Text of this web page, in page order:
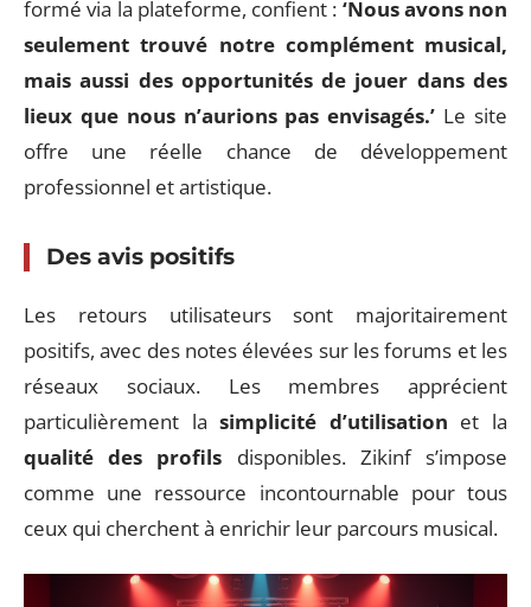
formé via la plateforme, confient : ‘Nous avons non
seulement trouvé notre complément musical,
mais aussi des opportunités de jouer dans des
lieux que nous n’aurions pas envisagés.’ Le site
offre une réelle chance de développement
professionnel et artistique.
Des avis positifs
Les retours utilisateurs sont majoritairement
positifs, avec des notes élevées sur les forums et les
réseaux sociaux. Les membres apprécient
particulièrement lasimplicité d’utilisation et la
qualité des profils disponibles. Zikinf s’impose
comme une ressource incontournable pour tous
ceux qui cherchent à enrichir leur parcours musical.